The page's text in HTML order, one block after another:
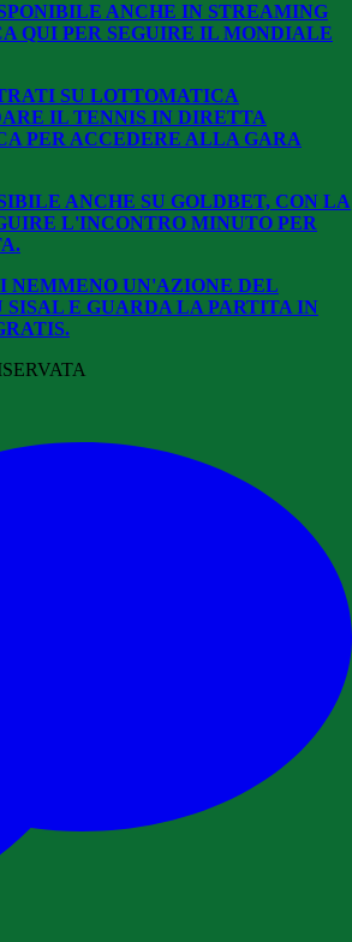
ANCHE IN STREAMING
QUI PER SEGUIRE IL MONDIALE
SU LOTTOMATICA
IL TENNIS IN DIRETTA
PER ACCEDERE ALLA GARA
ANCHE SU GOLDBET, CON LA
L'INCONTRO MINUTO PER
NEMMENO UN'AZIONE DEL
SISAL E GUARDA LA PARTITA IN